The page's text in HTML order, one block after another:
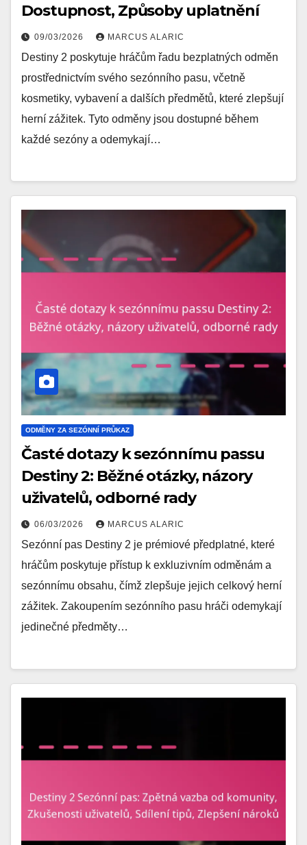
Dostupnost, Způsoby uplatnění
09/03/2026 MARCUS ALARIC
Destiny 2 poskytuje hráčům řadu bezplatných odměn
prostřednictvím svého sezónního pasu, včetně
kosmetiky, vybavení a dalších předmětů, které zlepšují
herní zážitek. Tyto odměny jsou dostupné během
každé sezóny a odemykají…
ODMĚNY ZA SEZÓNNÍ PRŮKAZ
Časté dotazy k sezónnímu passu
Destiny 2: Běžné otázky, názory
uživatelů, odborné rady
06/03/2026 MARCUS ALARIC
Sezónní pas Destiny 2 je prémiové předplatné, které
hráčům poskytuje přístup k exkluzivním odměnám a
sezónnímu obsahu, čímž zlepšuje jejich celkový herní
zážitek. Zakoupením sezónního pasu hráči odemykají
jedinečné předměty…